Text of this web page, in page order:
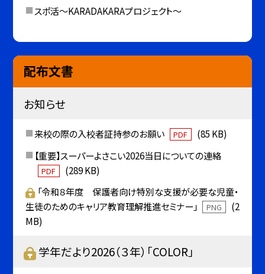
スポ活～KARADAKARAプロジェクト～
配布文書
お知らせ
来校の際の入校者証持参のお願い PDF
(85 KB)
【重要】スーパーよさこい2026当日についての連絡
PDF
(289 KB)
「令和８年度 保護者向け特別な支援が必要な児童・
生徒のためのキャリア教育理解推進セミナー」
PNG
(2
MB)
学年だより2026（３年）「COLOR」